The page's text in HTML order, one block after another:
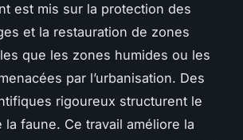
est mis sur la protection des
et la restauration de zones
que les zones humides ou les
par l’urbanisation. Des
rigoureux structurent le
faune. Ce travail améliore la